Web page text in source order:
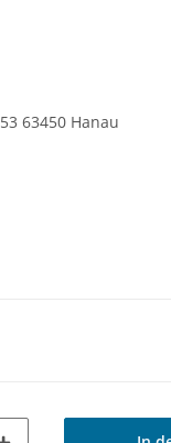
63450 Hanau